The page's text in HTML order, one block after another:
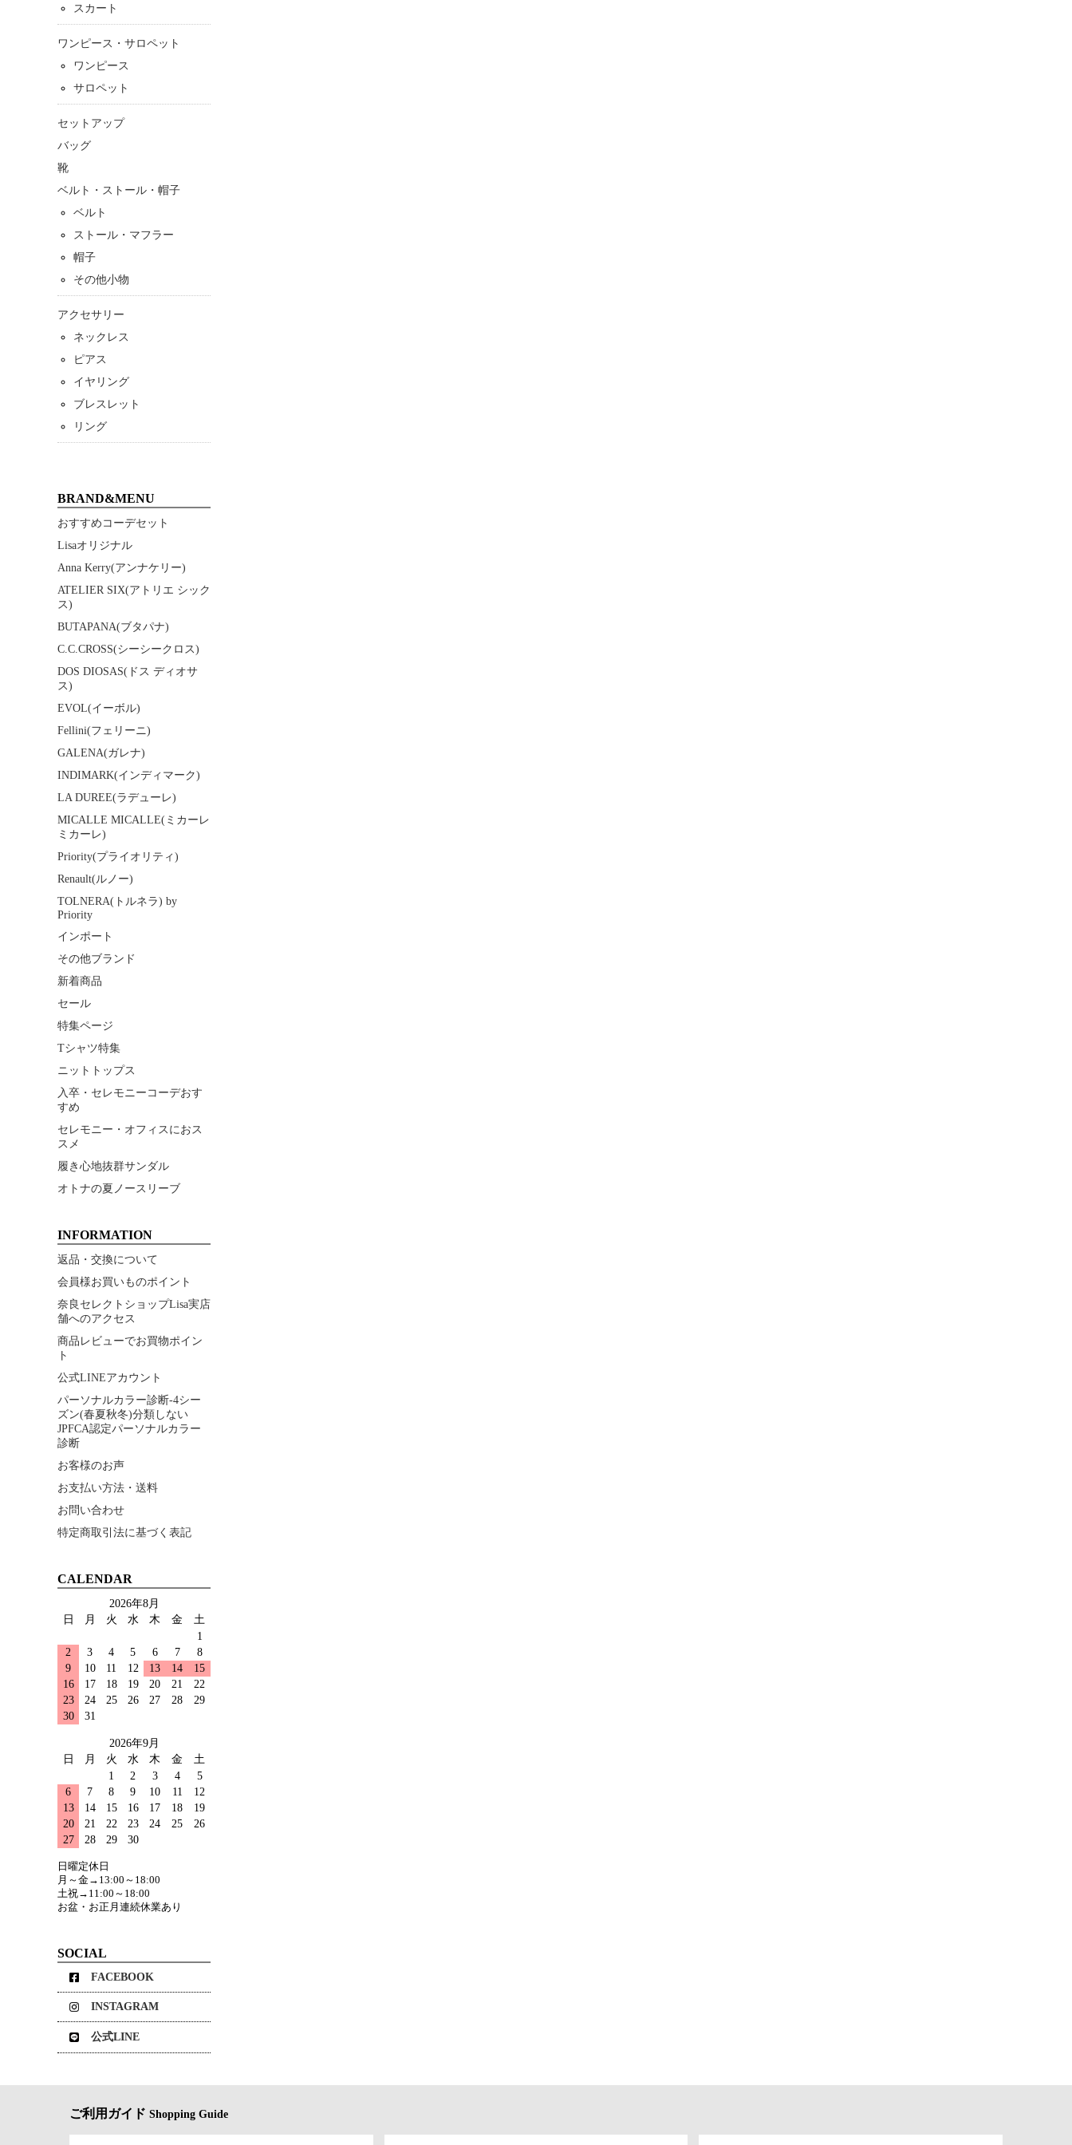
スカート
ワンピース・サロペット
ワンピース
サロペット
セットアップ
バッグ
靴
ベルト・ストール・帽子
ベルト
ストール・マフラー
帽子
その他小物
アクセサリー
ネックレス
ピアス
イヤリング
ブレスレット
リング
BRAND&MENU
おすすめコーデセット
Lisaオリジナル
Anna Kerry(アンナケリー)
ATELIER SIX(アトリエ シック
ス)
BUTAPANA(ブタパナ)
C.C.CROSS(シーシークロス)
DOS DIOSAS(ドス ディオサ
ス)
EVOL(イーボル)
Fellini(フェリーニ)
GALENA(ガレナ)
INDIMARK(インディマーク)
LA DUREE(ラデューレ)
MICALLE MICALLE(ミカーレ
ミカーレ)
Priority(プライオリティ)
Renault(ルノー)
TOLNERA(トルネラ) by
Priority
インポート
その他ブランド
新着商品
セール
特集ページ
Tシャツ特集
ニットトップス
入卒・セレモニーコーデおす
すめ
セレモニー・オフィスにおス
スメ
履き心地抜群サンダル
オトナの夏ノースリーブ
INFORMATION
返品・交換について
会員様お買いものポイント
奈良セレクトショップLisa実店
舗へのアクセス
商品レビューでお買物ポイン
ト
公式LINEアカウント
パーソナルカラー診断-4シー
ズン(春夏秋冬)分類しない
JPFCA認定パーソナルカラー
診断
お客様のお声
お支払い方法・送料
お問い合わせ
特定商取引法に基づく表記
CALENDAR
2026年8月
日
月 火 水 木 金
土
1
2
3 4 5 6 7
8
9
10 11 12 13 14
15
16
17 18 19 20 21
22
23
24 25 26 27 28
29
30
31
2026年9月
日
月 火 水 木 金
土
1
2 3 4
5
6
7 8 9 10 11
12
13
14 15 16 17 18
19
20
21 22 23 24 25
26
27
28 29 30
日曜定休日
月～金→13:00～18:00
土祝→11:00～18:00
お盆・お正月連続休業あり
SOCIAL
FACEBOOK
INSTAGRAM
公式LINE
ご利用ガイド Shopping Guide